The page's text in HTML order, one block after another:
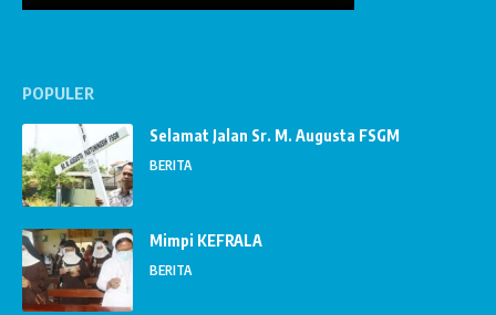
POPULER
Selamat Jalan Sr. M. Augusta FSGM
BERITA
Mimpi KEFRALA
BERITA